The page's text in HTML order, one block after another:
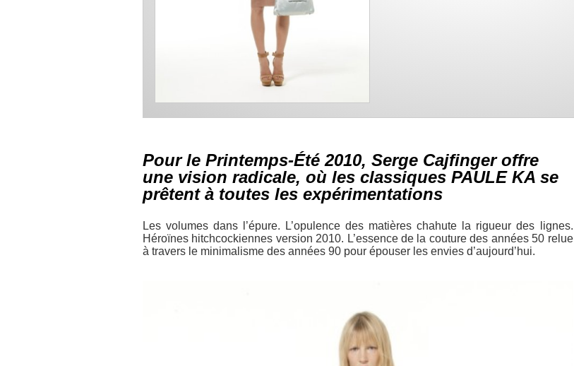
Pour le Printemps-Été 2010, Serge Cajfinger offre
une vision radicale, où les classiques PAULE KA se
prêtent à toutes les expérimentations
Les volumes dans l’épure. L’opulence des matières chahute la rigueur des lignes.
Héroïnes hitchcockiennes version 2010. L’essence de la couture des années 50 relue
à travers le minimalisme des années 90 pour épouser les envies d’aujourd’hui.